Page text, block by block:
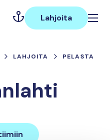
Lahjoita
LAHJOITA
PELASTA